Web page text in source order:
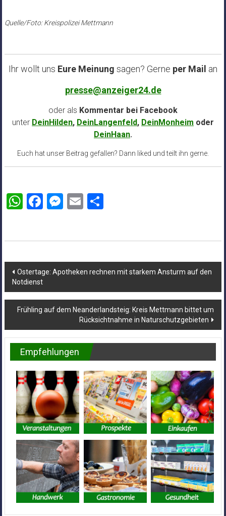
Quelle/Foto: Kreispolizei Mettmann
Ihr wollt uns Eure Meinung sagen? Gerne per Mail an
presse@anzeiger24.de
oder als Kommentar bei Facebook
unter DeinHilden, DeinLangenfeld, DeinMonheim oder
DeinHaan.
Euch hat unser Beitrag gefallen? Dann liked und teilt ihn gerne.
WhatsApp
Facebook
Messenger
EmailTeilen
Beitragsnavigation
Ostertage: Apotheken rechnen mit starkem Ansturm auf den
Notdienst
Frühling auf dem Neanderlandsteig: Kreis Mettmann bittet um
Rücksichtnahme in Naturschutzgebieten
Empfehlungen